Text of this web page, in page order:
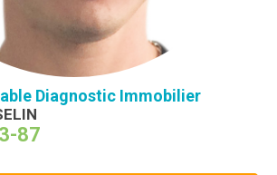
Diagnostic Immobilier
87